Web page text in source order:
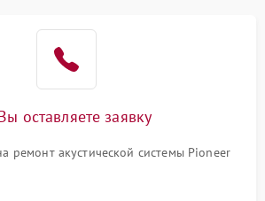
оставляете заявку
ремонт акустической системы Pioneer